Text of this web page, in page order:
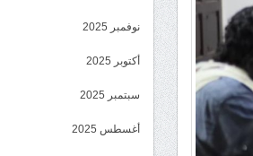
نوفمبر 2025
أكتوبر 2025
سبتمبر 2025
أغسطس 2025